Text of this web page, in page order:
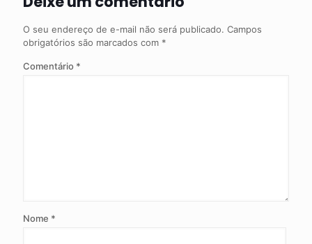
O seu endereço de e-mail não será publicado. Campos
obrigatórios são marcados com *
Comentário *
Nome *